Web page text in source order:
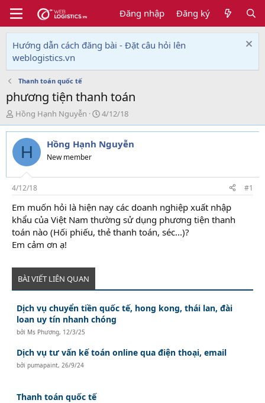
Đăng nhập Đăng ký
Hướng dẫn cách đăng bài - Đặt câu hỏi lên
weblogistics.vn
Thanh toán quốc tế
phương tiện thanh toán
T
h
r
e
d
s
t
a
r
t
e
r
Hồng Hạnh Nguyễn
N
g
à
y
i
4/12/18
H Hồng Hạnh Nguyễn
New member
4/12/18 #1
Em muốn hỏi là hiện nay các doanh nghiệp xuất nhập
khẩu của Việt Nam thường sử dụng phương tiện thanh
toán nào (Hối phiếu, thẻ thanh toán, séc...)?
Em cảm ơn ạ!
BÀI VIẾT LIÊN QUAN
Dịch vụ chuyển tiền quốc tế, hong kong, thái lan, đài
loan uy tín nhanh chóng
bởi Ms Phương, 12/3/25
Dịch vụ tư vấn kế toán online qua điện thoại, email
bởipumapaint, 26/9/24
Thanh toán quốc tế